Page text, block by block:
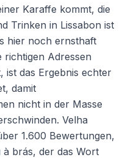
Karaffe kommt, die
Trinken in Lissabon ist
hier noch ernsthaft
richtigen Adressen
ist das Ergebnis echter
damit
nicht in der Masse
Velha
1.600 Bewertungen,
brás, der das Wort